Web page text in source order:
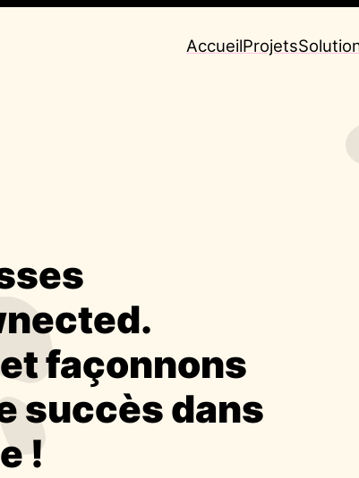
AccueilProjets
façonnons
succès dans
!